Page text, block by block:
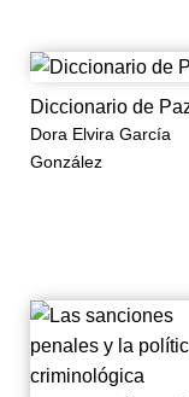
Diccionario de
Dora Elvira García
González